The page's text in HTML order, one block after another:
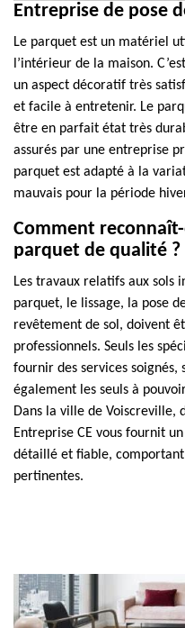
Entreprise de pose
Le parquet est un matériel
l’intérieur de la maison.
un aspect décoratif très
et facile à entretenir. Le
être en parfait état très
assurés par une entreprise
parquet est adapté à la
mauvais pour la période
Comment
parquet de qualité ?
Les travaux relatifs aux sols
parquet, le lissage, la pose
revêtement de sol, doivent
professionnels. Seuls les
fournir des services soignés,
également les seuls à
Dans la ville de Voiscreville,
Entreprise CE vous fournit
détaillé et fiable,
pertinentes.